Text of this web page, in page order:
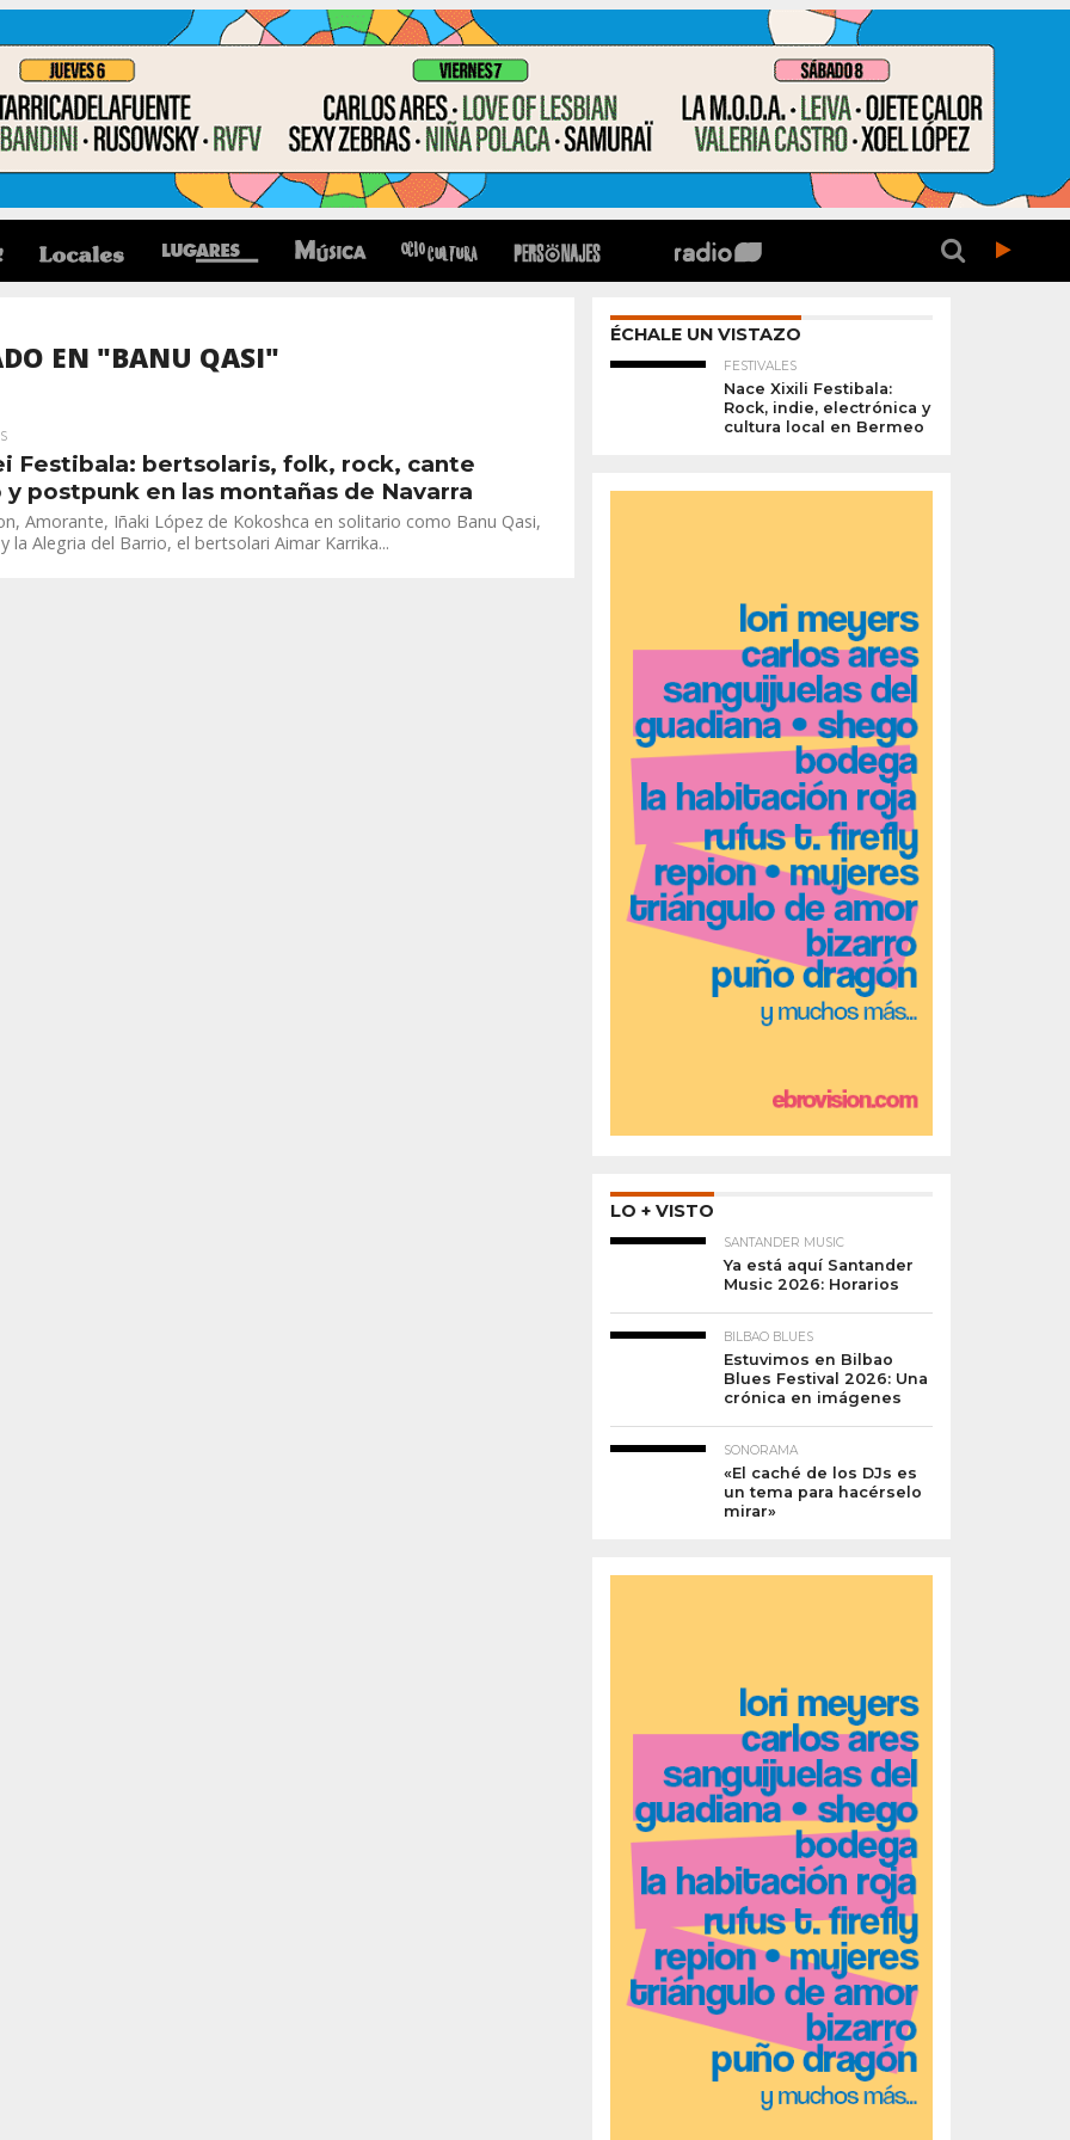
EN "BANU QASI"
Festibala: bertsolaris, folk, rock, cante
y postpunk en las montañas de Navarra
Amorante, Iñaki López de Kokoshca en solitario como Banu Qasi,
la Alegria del Barrio, el bertsolari Aimar Karrika...
ÉCHALE UN VISTAZO
FESTIVALES
Nace Xixili Festibala:
Rock, indie, electrónica y
cultura local en Bermeo
LO + VISTO
SANTANDER MUSIC
Ya está aquí Santander
Music 2026: Horarios
BILBAO BLUES
Estuvimos en Bilbao
Blues Festival 2026: Una
crónica en imágenes
SONORAMA
«El caché de los DJs es
un tema para hacérselo
mirar»